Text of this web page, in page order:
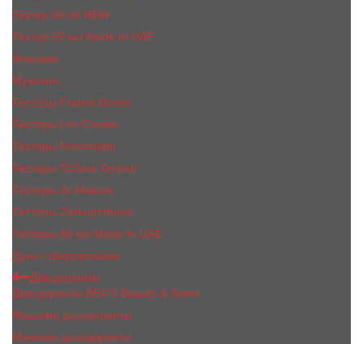
Тестер 60 ml NEW
Тестер 50 мл Made In UAE
Женские
Мужские
Тестеры Franck Boclet
Тестеры Les Contes
Тестеры Nasomatto
Тестеры Tiziana Terenzi
Тестеры Jо Malоnе
Тестеры Zarkoperfume
Тестеры 60 мл Made In UAE
Духи с феромонами
Дезодоранты
Дезодоранты BEA'S Beauty & Scent
Женские дезодоранты
Мужские дезодоранты